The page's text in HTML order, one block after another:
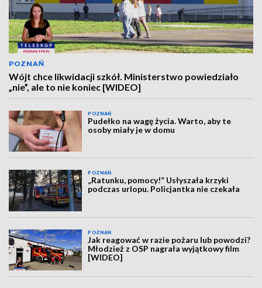
POZNAŃ
Wójt chce likwidacji szkół. Ministerstwo powiedziało
„nie”, ale to nie koniec [WIDEO]
POZNAŃ
Pudełko na wagę życia. Warto, aby te
osoby miały je w domu
POZNAŃ
„Ratunku, pomocy!” Usłyszała krzyki
podczas urlopu. Policjantka nie czekała
POZNAŃ
Jak reagować w razie pożaru lub powodzi?
Młodzież z OSP nagrała wyjątkowy film
[WIDEO]